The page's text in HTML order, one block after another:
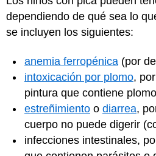
dependiendo de qué sea lo
se incluyen los siguientes:
anemia ferropénica (por
intoxicación por plomo,
pintura que contiene plomo
estreñimiento o diarrea,
cuerpo no puede digerir
infecciones intestinales,